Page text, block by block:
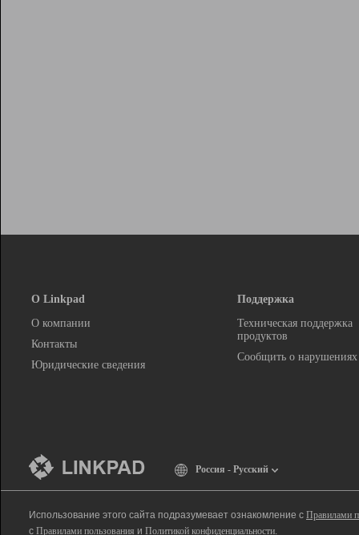
О Linkpad
О компании
Контакты
Юридические сведения
Поддержка
Техническая поддержка
продуктов
Сообщить о нарушениях
Россия - Русский
Использование этого сайта подразумевает ознакомление с Правилами
с Правилами пользования и Политикой конфиденциальности.